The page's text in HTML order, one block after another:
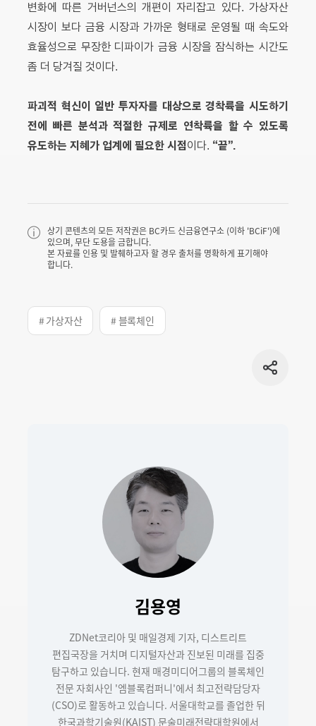
변화에 따른 거버넌스의 개편이 자리잡고 있다. 가상자산
시장이 보다 금융 시장과 가까운 형태로 운영될 때 속도와
효율성으로 무장한 디파이가 금융 시장을 잠식하는 시간도
좀 더 당겨질 것이다.
파괴적 혁신이 일반 투자자를 대상으로 경착륙을 시도하기
전에 빠른 분석과 적절한 규제로 연착륙을 할 수 있도록
유도하는 지혜가 업계에 필요한 시점이다. “끝”.
상기 콘텐츠의 모든 저작권은 BC카드 신금융연구소 (이하 'BCiF')에
있으며, 무단 도용을 금합니다.
본 자료를 인용 및 발췌하고자 할 경우 출처를 명확하게 표기해야
합니다.
# 가상자산 # 블록체인
공유
김용영
ZDNet코리아 및 매일경제 기자, 디스트리트
편집국장을 거치며 디지털자산과 진보된 미래를 집중
탐구하고 있습니다. 현재 매경미디어그룹의 블록체인
전문 자회사인 '엠블록컴퍼니'에서 최고전략담당자
(CSO)로 활동하고 있습니다. 서울대학교를 졸업한 뒤
한국과학기술원(KAIST) 문술미래전략대학원에서